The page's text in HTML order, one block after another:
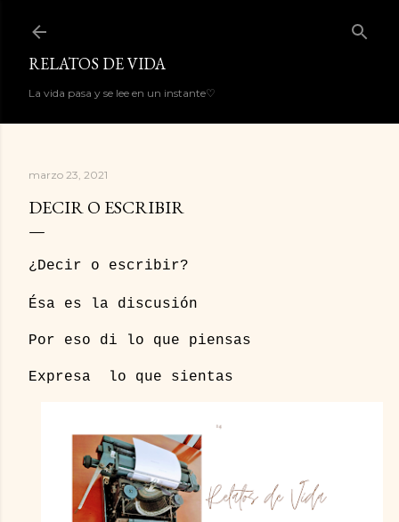
RELATOS DE VIDA
La vida pasa y se lee en un instante♡
marzo 23, 2021
DECIR O ESCRIBIR
¿Decir o escribir?
Ésa es la discusión
Por eso di lo que piensas
Expresa lo que sientas